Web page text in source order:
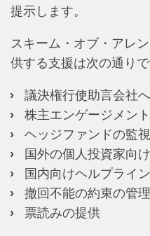
提示します。
スキーム・オブ・アレ
供する支援は次の通りで
議決権行使助言会社
株主エンゲージメン
ヘッジファンドの監視
国外の個人投資家向
国内向けヘルプライ
撤回不能の約束の管
票読みの提供